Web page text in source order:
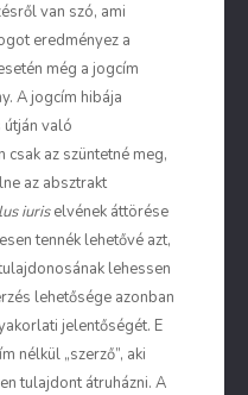
van szó, ami
eredményez a
még a jogcím
A jogcím hibája
való
az szüntetné meg,
az absztrakt
iuriselvének áttörése
tennék lehetővé azt,
lehessen
lehetősége azonban
jelentőségét. E
nélkül „szerző”, aki
tulajdont átruházni. A